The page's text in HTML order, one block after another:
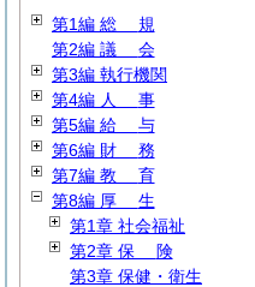
第1編 総 規
第2編 議 会
第3編 執行機関
第4編 人 事
第5編 給 与
第6編 財 務
第7編 教 育
第8編 厚 生
第1章 社会福祉
第2章 保
険
第3章 保健・衛生